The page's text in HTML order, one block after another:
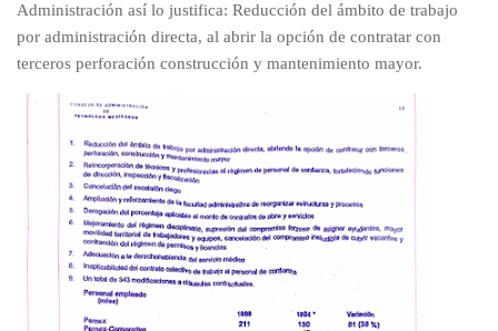
Administración así lo justifica: Reducción del ámbito de trabajo
por administración directa, al abrir la opción de contratar con
terceros perforación construcción y mantenimiento mayor.